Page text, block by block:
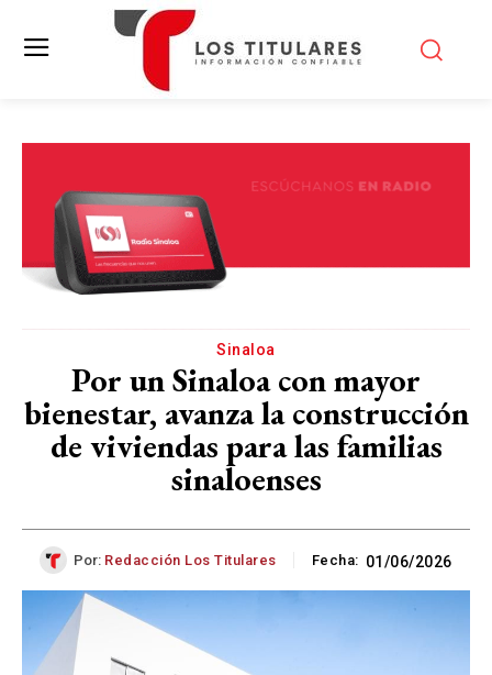
Sinaloa
Por un Sinaloa con mayor
bienestar, avanza la construcción
de viviendas para las familias
sinaloenses
Por: Redacción Los Titulares Fecha: 01/06/2026